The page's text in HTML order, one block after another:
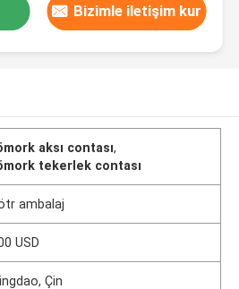
Bizimle iletişim kur
aksı contası,
tekerlek contası
ambalaj
USD
Çin